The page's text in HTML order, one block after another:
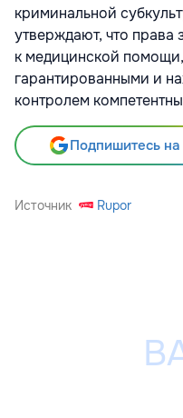
криминальной
утверждают, что права
к медицинской
гарантированными и
контролем
Подпишитесь на
Источник Rupor